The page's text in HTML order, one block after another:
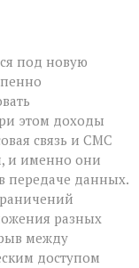
под новую
этом доходы
связь и СМС
и именно они
передаче данных.
разных
между
доступом